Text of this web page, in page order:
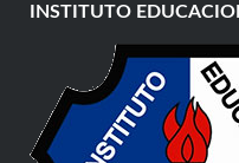
INSTITUTO